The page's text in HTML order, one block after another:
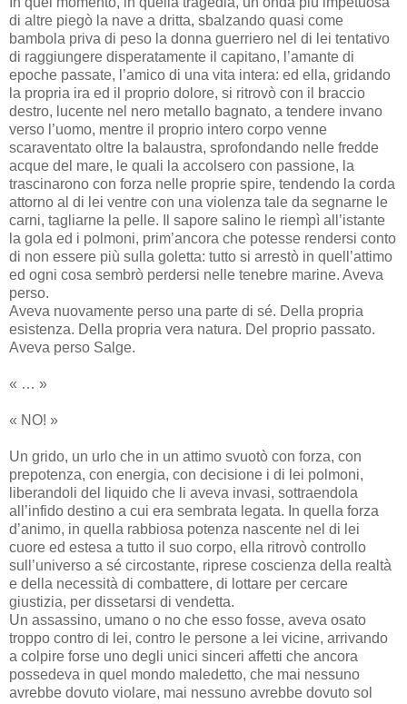
di altre piegò la nave a dritta, sbalzando quasi come
bambola priva di peso la donna guerriero nel di lei tentativo
di raggiungere disperatamente il capitano, l’amante di
epoche passate, l’amico di una vita intera: ed ella, gridando
la propria ira ed il proprio dolore, si ritrovò con il braccio
destro, lucente nel nero metallo bagnato, a tendere invano
verso l’uomo, mentre il proprio intero corpo venne
scaraventato oltre la balaustra, sprofondando nelle fredde
acque del mare, le quali la accolsero con passione, la
trascinarono con forza nelle proprie spire, tendendo la corda
attorno al di lei ventre con una violenza tale da segnarne le
carni, tagliarne la pelle. Il sapore salino le riempì all’istante
la gola ed i polmoni, prim’ancora che potesse rendersi conto
di non essere più sulla goletta: tutto si arrestò in quell’attimo
ed ogni cosa sembrò perdersi nelle tenebre marine. Aveva
perso.
Aveva nuovamente perso una parte di sé. Della propria
esistenza. Della propria vera natura. Del proprio passato.
Aveva perso Salge.
« … »
« NO! »
Un grido, un urlo che in un attimo svuotò con forza, con
prepotenza, con energia, con decisione i di lei polmoni,
liberandoli del liquido che li aveva invasi, sottraendola
all’infido destino a cui era sembrata legata. In quella forza
d’animo, in quella rabbiosa potenza nascente nel di lei
cuore ed estesa a tutto il suo corpo, ella ritrovò controllo
sull’universo a sé circostante, riprese coscienza della realtà
e della necessità di combattere, di lottare per cercare
giustizia, per dissetarsi di vendetta.
Un assassino, umano o no che esso fosse, aveva osato
troppo contro di lei, contro le persone a lei vicine, arrivando
a colpire forse uno degli unici sinceri affetti che ancora
possedeva in quel mondo maledetto, che mai nessuno
avrebbe dovuto violare, mai nessuno avrebbe dovuto sol